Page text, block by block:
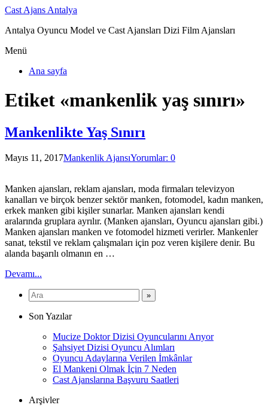
Cast Ajans Antalya
Antalya Oyuncu Model ve Cast Ajansları Dizi Film Ajansları
Menü
Ana sayfa
Etiket «mankenlik yaş sınırı»
Mankenlikte Yaş Sınırı
Mayıs 11, 2017Mankenlik AjansıYorumlar: 0
Manken ajansları, reklam ajansları, moda firmaları televizyon
kanalları ve birçok benzer sektör manken, fotomodel, kadın manken,
erkek manken gibi kişiler sunarlar. Manken ajansları kendi
aralarında gruplara ayrılır. (Manken ajansları, Oyuncu ajansları gibi.)
Manken ajansları manken ve fotomodel hizmeti verirler. Mankenler
sanat, tekstil ve reklam çalışmaları için poz veren kişilere denir. Bu
alanda başarılı olmanın en …
Devamı...
Son Yazılar
Mucize Doktor Dizisi Oyuncularını Arıyor
Şahsiyet Dizisi Oyuncu Alımları
Oyuncu Adaylarına Verilen İmkânlar
El Mankeni Olmak İçin 7 Neden
Cast Ajanslarına Başvuru Saatleri
Arşivler